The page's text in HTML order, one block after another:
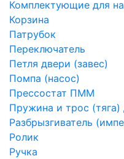
Комплектующие для
Корзина
Патрубок
Переключатель
Петля двери (завес)
Помпа (насос)
Преcсостат ПММ
Пружина и трос (тяга)
Разбрызгиватель
Ролик
Ручка